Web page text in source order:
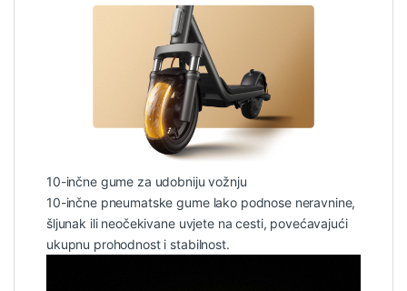
10-inčne gume za udobniju vožnju
10-inčne pneumatske gume lako podnose neravnine,
šljunak ili neočekivane uvjete na cesti, povećavajući
ukupnu prohodnost i stabilnost.